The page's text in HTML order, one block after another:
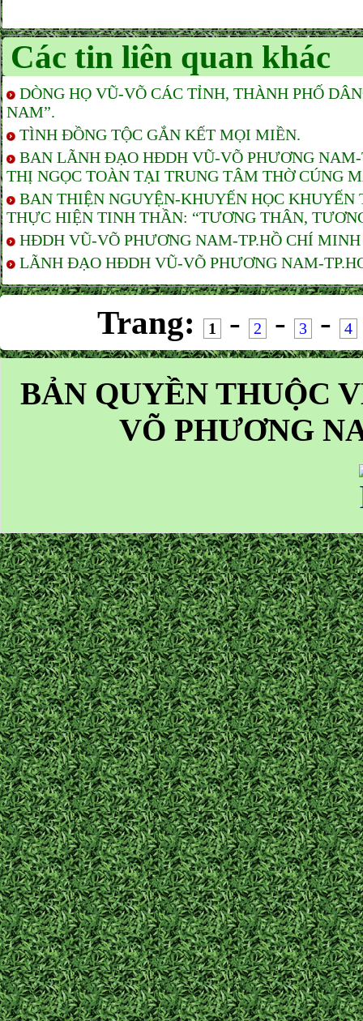
Các tin liên quan khác
DÒNG HỌ VŨ-VÕ CÁC TỈNH, THÀNH PHỐ
NAM”.
TÌNH ĐỒNG TỘC GẮN KẾT MỌI MIỀN.
BAN LÃNH ĐẠO HĐDH VŨ-VÕ PHƯƠNG
THỊ NGỌC TOÀN TẠI TRUNG TÂM THỜ CÚNG
BAN THIỆN NGUYỆN-KHUYẾN HỌC
THỰC HIỆN TINH THẦN: “TƯƠNG THÂN,
HĐDH VŨ-VÕ PHƯƠNG NAM-TP.HỒ CHÍ
LÃNH ĐẠO HĐDH VŨ-VÕ PHƯƠNG NAM-
Trang: 1 - 2 - 3 - 4
BẢN QUYỀN THUỘC
VÕ PHƯƠNG